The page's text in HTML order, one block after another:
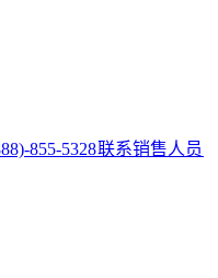
855-5328​​联系销售人员​​